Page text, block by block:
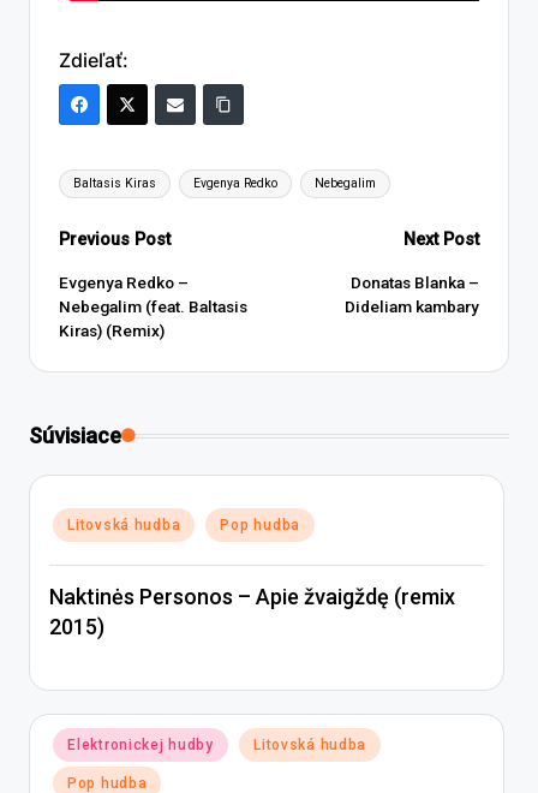
Zdieľať:
Tags:
Baltasis Kiras Evgenya Redko Nebegalim
Post
navigation
Previous Post
Evgenya Redko –
Nebegalim (feat. Baltasis
Kiras) (Remix)
Next Post
Donatas Blanka –
Dideliam kambary
Súvisiace
Posted
in
Litovská hudba Pop hudba
Naktinės Personos – Apie žvaigždę (remix
2015)
Posted
in
Elektronickej hudby Litovská hudba
Pop hudba